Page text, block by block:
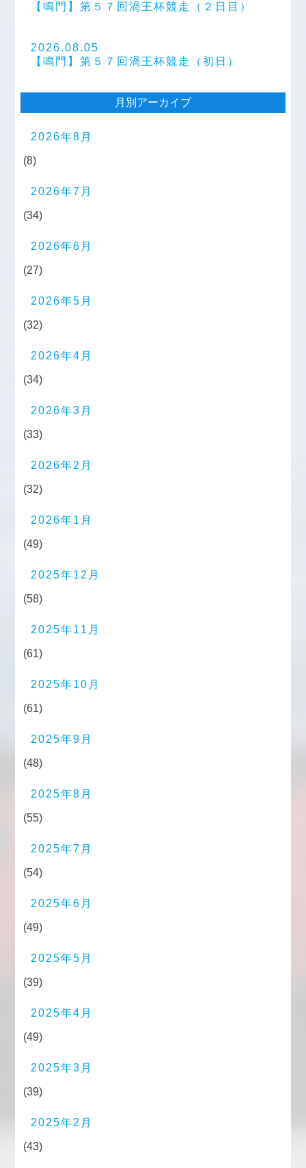
【鳴門】第５７回渦王杯競走（２日目）
2026.08.05
【鳴門】第５７回渦王杯競走（初日）
月別アーカイブ
2026年8月
(8)
2026年7月
(34)
2026年6月
(27)
2026年5月
(32)
2026年4月
(34)
2026年3月
(33)
2026年2月
(32)
2026年1月
(49)
2025年12月
(58)
2025年11月
(61)
2025年10月
(61)
2025年9月
(48)
2025年8月
(55)
2025年7月
(54)
2025年6月
(49)
2025年5月
(39)
2025年4月
(49)
2025年3月
(39)
2025年2月
(43)